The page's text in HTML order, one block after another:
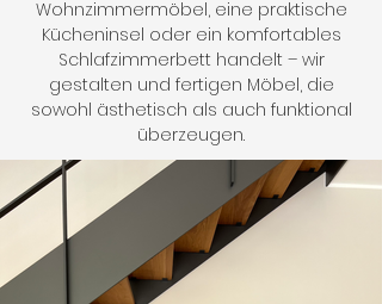
Wohnzimmermöbel, eine praktische
Kücheninsel oder ein komfortables
Schlafzimmerbett handelt – wir
gestalten und fertigen Möbel, die
sowohl ästhetisch als auch funktional
überzeugen.